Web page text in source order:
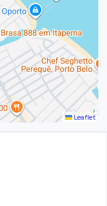
Leaflet